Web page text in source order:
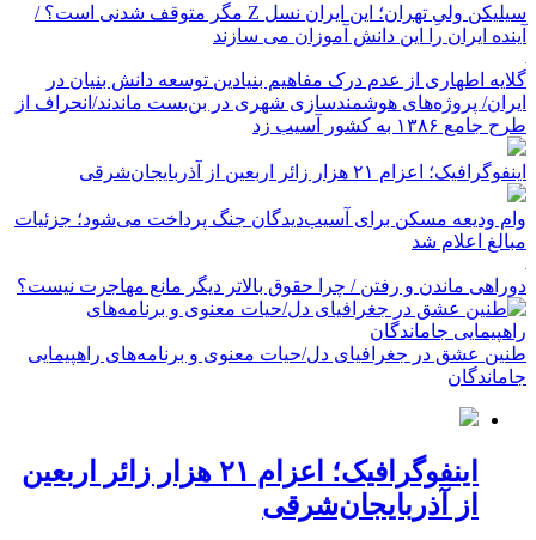
سیلیکن ولیِ تهران؛ این ایران نسل Z مگر متوقف شدنی است؟ /
آینده ایران را این دانش آموزان می سازند
گلایه اطهاری از عدم درک مفاهیم بنیادین توسعه دانش بنیان در
ایران/ پروژه‌های هوشمندسازی شهری در بن‌بست ماندند/انحراف از
طرح جامع ۱۳۸۶ به کشور آسیب زد
اینفوگرافیک؛ اعزام ۲۱ هزار زائر اربعین از آذربایجان‌شرقی
وام ودیعه مسکن برای آسیب‌دیدگان جنگ پرداخت می‌شود؛ جزئیات
مبالغ اعلام شد
دوراهی ماندن و رفتن / چرا حقوق بالاتر دیگر مانع مهاجرت نیست؟
طنین عشق در جغرافیای دل/حیات معنوی و برنامه‌های راهپیمایی
جاماندگان
اینفوگرافیک؛ اعزام ۲۱ هزار زائر اربعین
از آذربایجان‌شرقی